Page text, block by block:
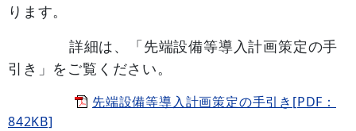
ります。
詳細は、「先端設備等導入計画策定の手
引き」をご覧ください。
先端設備等導入計画策定の手引き[PDF：
842KB]